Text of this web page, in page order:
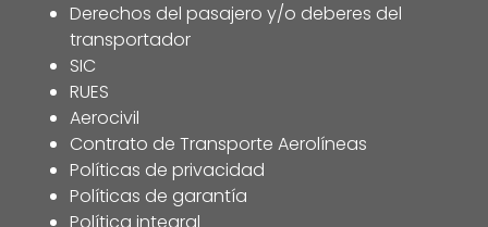
Derechos del pasajero y/o deberes del
transportador
SIC
RUES
Aerocivil
Contrato de Transporte Aerolíneas
Políticas de privacidad
Políticas de garantía